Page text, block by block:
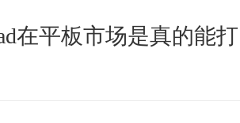
在平板市场是真的能打